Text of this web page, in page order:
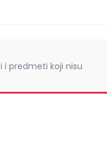
i predmeti koji nisu